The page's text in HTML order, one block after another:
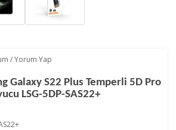
/Yorum Yap
Galaxy S22 Plus Temperli 5D Pro
LSG-5DP-SAS22+